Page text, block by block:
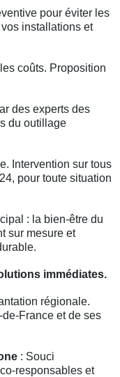
pour éviter les
installations et
coûts. Proposition
des experts des
du outillage
Intervention sur tous
pour toute situation
: la bien-être du
sur mesure et
immédiates.
régionale.
France et de ses
: Souci
responsables et